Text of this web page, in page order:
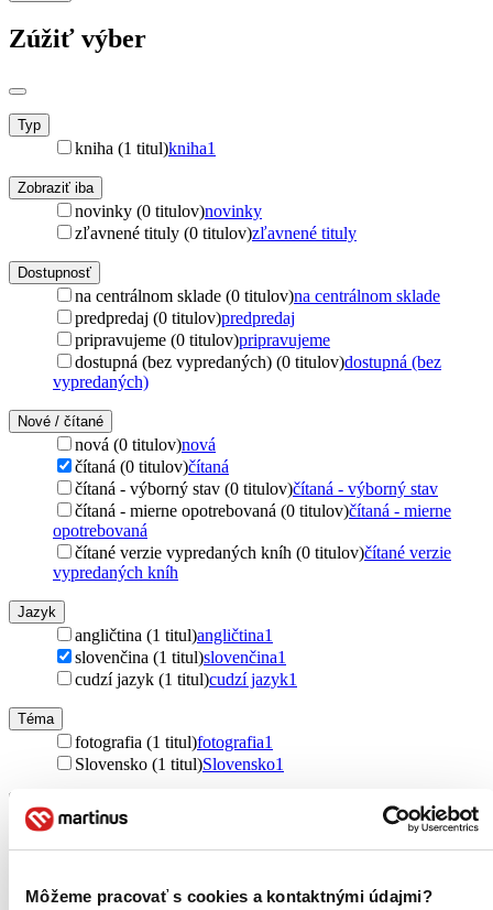
Môžeme pracovať s cookies a kontaktnými údajmi?
Zúžiť výber
Typ
kniha (1 titul)kniha1
Zobraziť iba
novinky (0 titulov)novinky
zľavnené tituly (0 titulov)zľavnené tituly
Dostupnosť
na centrálnom sklade (0 titulov)na centrálnom sklade
predpredaj (0 titulov)predpredaj
pripravujeme (0 titulov)pripravujeme
dostupná (bez vypredaných) (0 titulov)dostupná (bez
vypredaných)
Nové / čítané
nová (0 titulov)nová
čítaná (0 titulov)čítaná
čítaná - výborný stav (0 titulov)čítaná - výborný stav
čítaná - mierne opotrebovaná (0 titulov)čítaná - mierne
opotrebovaná
čítané verzie vypredaných kníh (0 titulov)čítané verzie
vypredaných kníh
Jazyk
angličtina (1 titul)angličtina1
slovenčina (1 titul)slovenčina1
cudzí jazyk (1 titul)cudzí jazyk1
Téma
fotografia (1 titul)fotografia1
Slovensko (1 titul)Slovensko1
Vydavateľstvo
CBS (1 titul)
pevná väzba (1 titul)pevná väzba1